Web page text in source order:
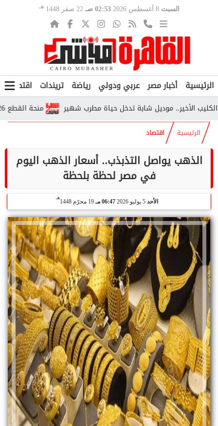
السبت 8 أغسطس 2026 02:53 صـ 22 صفر 1448 هـ
الرئيسية أخبار مصر عربي ودولي رياضة تريندات اقتصاد
منحة القطع 2026.. من يستحقها وكم تبلغ قيمتها وفق التأمينات؟ موديل شابة تدخل حياة مطرب شهير
الرئيسية اقتصاد
الذهب يواصل التذبذب.. أسعار الذهب اليوم
في مصر لحظة بلحظة
الأحد 06:47 مـ 19 محرّم 1448
هـ